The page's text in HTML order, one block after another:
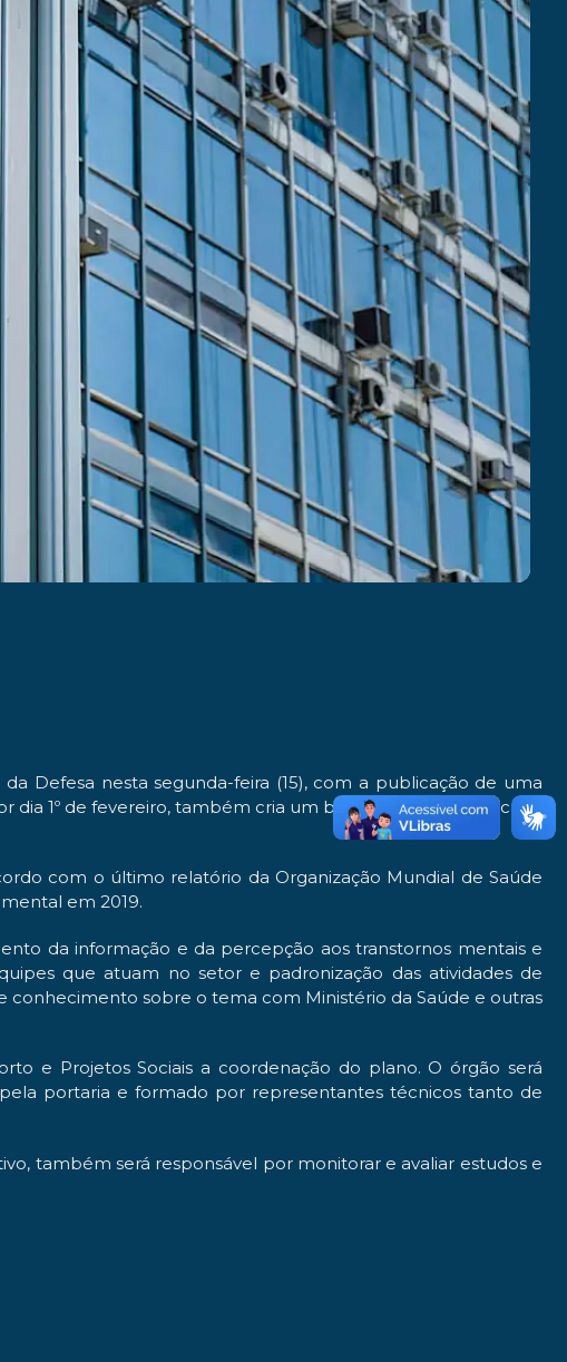
Defesa nesta segunda-feira (15), com a publicação de uma
dia 1º de fevereiro, também cria um banco de dados unificado
com o último relatório da Organização Mundial de Saúde
em 2019.
da informação e da percepção aos transtornos mentais e
que atuam no setor e padronização das atividades de
sobre o tema com Ministério da Saúde e outras
e Projetos Sociais a coordenação do plano. O órgão será
portaria e formado por representantes técnicos tanto de
também será responsável por monitorar e avaliar estudos e